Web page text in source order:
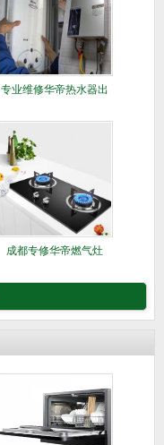
专业维修华帝热水器出
成都专修华帝燃气灶